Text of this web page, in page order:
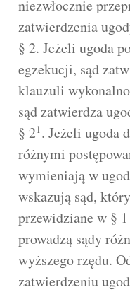
niezwłocznie
zatwierdzenia
§ 2. Jeżeli ugoda
egzekucji, sąd
klauzuli
sąd zatwierdza
§ 21 . Jeżeli ugoda
różnymi
wymieniają w
wskazują sąd,
przewidziane w §
prowadzą sądy
wyższego rzędu.
zatwierdzeniu